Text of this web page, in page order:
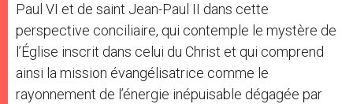
Paul VI et de saint Jean-Paul II dans cette
perspective conciliaire, qui contemple le mystère de
l’Église inscrit dans celui du Christ et qui comprend
ainsi la mission évangélisatrice comme le
rayonnement de l’énergie inépuisable dégagée par